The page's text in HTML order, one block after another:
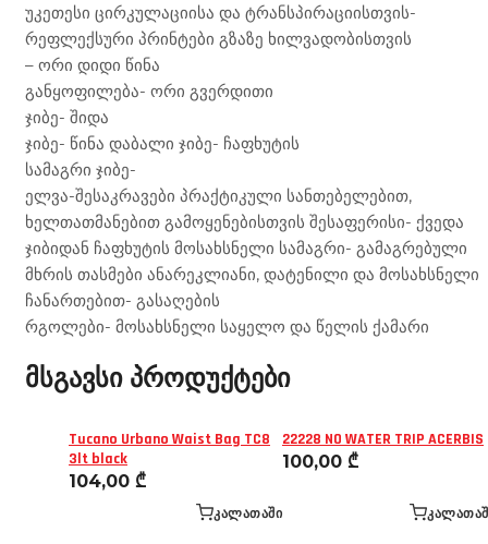
უკეთესი ცირკულაციისა და ტრანსპირაციისთვის-
რეფლექსური პრინტები გზაზე ხილვადობისთვის
– ორი დიდი წინა
განყოფილება- ორი გვერდითი
ჯიბე- შიდა
ჯიბე- წინა დაბალი ჯიბე- ჩაფხუტის
სამაგრი ჯიბე-
ელვა-შესაკრავები პრაქტიკული სანთებელებით,
ხელთათმანებით გამოყენებისთვის შესაფერისი- ქვედა
ჯიბიდან ჩაფხუტის მოსახსნელი სამაგრი- გამაგრებული
მხრის თასმები ანარეკლიანი, დატენილი და მოსახსნელი
ჩანართებით- გასაღების
რგოლები- მოსახსნელი საყელო და წელის ქამარი
მსგავსი პროდუქტები
Tucano Urbano Waist Bag TC8
3lt black
104,00 ₾
ᲙᲐᲚᲐᲗᲐᲨᲘ
22228 NO WATER TRIP ACERBIS
100,00 ₾